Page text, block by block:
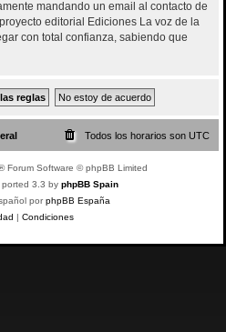
mandando un email al contacto de
editorial Ediciones La voz de la
con total confianza, sabiendo que
Todos los horarios son UTC
Forum Software © phpBB Limited
ported 3.3 by phpBB Spain
porphpBB España
| Condiciones